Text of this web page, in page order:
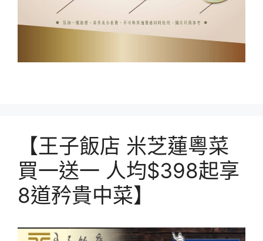
【王子飯店 米芝蓮粵菜
買一送一 人均$398起享
8道矜貴中菜】